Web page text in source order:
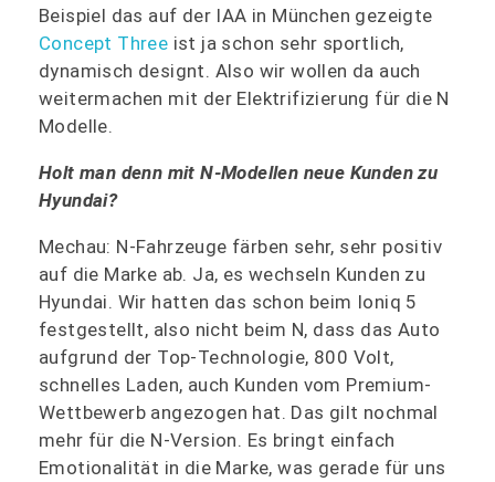
Beispiel das auf der IAA in München gezeigte
Concept Three ist ja schon sehr sportlich,
dynamisch designt. Also wir wollen da auch
weitermachen mit der Elektrifizierung für die N
Modelle.
Holt man denn mit N-Modellen neue Kunden zu
Hyundai?
Mechau: N-Fahrzeuge färben sehr, sehr positiv
auf die Marke ab. Ja, es wechseln Kunden zu
Hyundai. Wir hatten das schon beim Ioniq 5
festgestellt, also nicht beim N, dass das Auto
aufgrund der Top-Technologie, 800 Volt,
schnelles Laden, auch Kunden vom Premium-
Wettbewerb angezogen hat. Das gilt nochmal
mehr für die N-Version. Es bringt einfach
Emotionalität in die Marke, was gerade für uns